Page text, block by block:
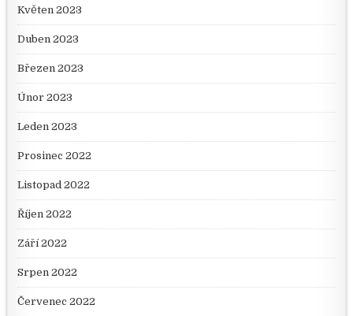
Květen 2023
Duben 2023
Březen 2023
Únor 2023
Leden 2023
Prosinec 2022
Listopad 2022
Říjen 2022
Září 2022
Srpen 2022
Červenec 2022